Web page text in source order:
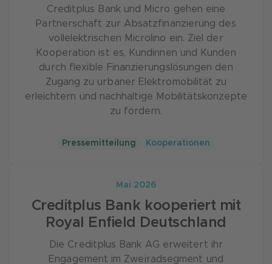
Creditplus Bank und Micro gehen eine
Partnerschaft zur Absatzfinanzierung des
vollelektrischen Microlino ein. Ziel der
Kooperation ist es, Kundinnen und Kunden
durch flexible Finanzierungslösungen den
Zugang zu urbaner Elektromobilität zu
erleichtern und nachhaltige Mobilitätskonzepte
zu fördern.
Pressemitteilung Kooperationen
Mai 2026
Creditplus Bank kooperiert mit
Royal Enfield Deutschland
Die Creditplus Bank AG erweitert ihr
Engagement im Zweiradsegment und